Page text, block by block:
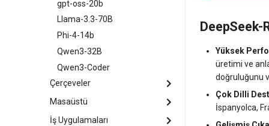
Nginx
Portainer
Splunk Enterprise (Ücretsiz
Deneme)
Temporal
Hallo3
gpt-oss-20b
Llama-3.3-70B
Phi-4-14b
Qwen3-32B
Qwen3-Coder
Çerçeveler
Django
LAMP
Masaüstü
Apache Guacamole + Xfce
İş Uygulamaları
DeepSeek-
Yüksek
üretimi ve
doğruluğunu
Çok Dilli
İspanyolca,